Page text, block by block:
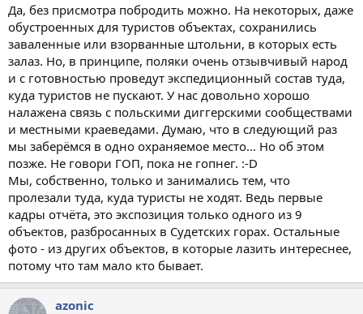
Да, без присмотра побродить можно. На некоторых, даже
обустроенных для туристов объектах, сохранились
заваленные или взорванные штольни, в которых есть
залаз. Но, в принципе, поляки очень отзывчивый народ
и с готовностью проведут экспедиционный состав туда,
куда туристов не пускают. У нас довольно хорошо
налажена связь с польскими диггерскими сообществами
и местными краеведами. Думаю, что в следующий раз
мы заберёмся в одно охраняемое место... Но об этом
позже. Не говори ГОП, пока не гопнег. :-D
Мы, собственно, только и занимались тем, что
пролезали туда, куда туристы не ходят. Ведь первые
кадры отчёта, это экспозиция только одного из 9
объектов, разбросанных в Судетских горах. Остальные
фото - из других объектов, в которые лазить интереснее,
потому что там мало кто бывает.
azonic